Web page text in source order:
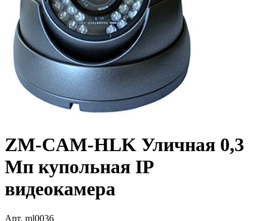
ZM-CAM-HLK Уличная 0,3
Мп купольная IP
видеокамера
Арт. ml0036